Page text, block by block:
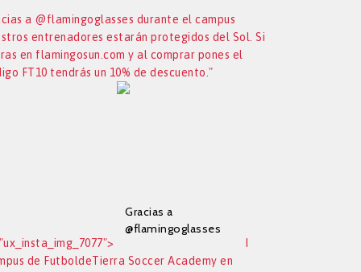
protegidos
Sol. Si entras en
a @flamingoglasses durante el campus
entrenadores estarán protegidos del Sol. Si
en flamingosun.com y al comprar pones el
FT10 tendrás un 10% de descuento."
Gracias a
@flamingoglasses
nuestros
de FutboldeTierra Soccer Academy en